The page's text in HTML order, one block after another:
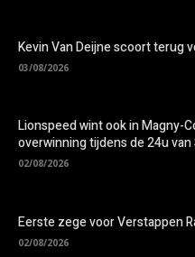
Kevin Van Deijne scoort terug
03/08/2026
Lionspeed wint ook in Magny-
overwinning tijdens de 24u van
02/08/2026
Eerste zege voor Verstappen
02/08/2026